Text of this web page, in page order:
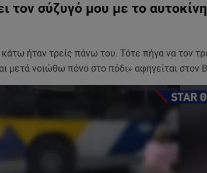
τον σύζυγό μου με το
κάτω ήταν τρείς πάνω του. Τότε πήγα να τον
μετά νοιώθω πόνο στο πόδι» αφηγείται στον